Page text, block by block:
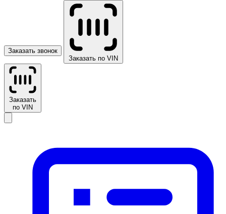
Заказать звонок
Заказать по VIN
Заказать
по VIN